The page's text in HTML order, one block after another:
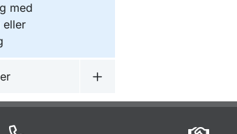
med
eller
Undermeny för Trafikregler